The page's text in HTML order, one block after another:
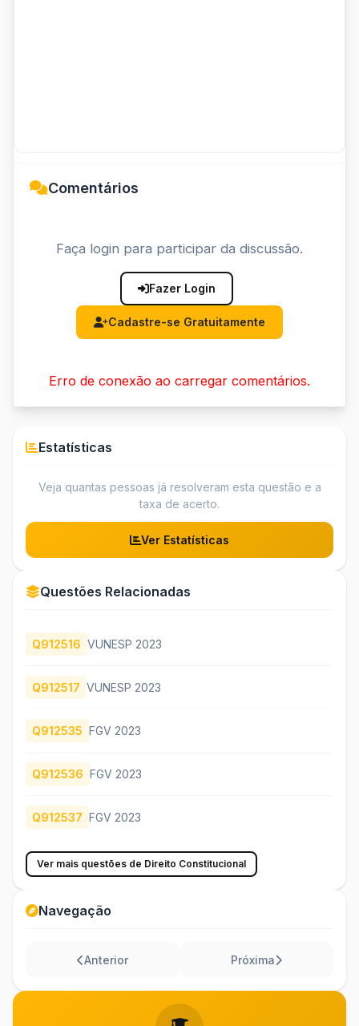
Comentários
Faça login para participar da discussão.
Fazer Login
Cadastre-se Gratuitamente
Erro de conexão ao carregar comentários.
Estatísticas
Veja quantas pessoas já resolveram esta questão e a
taxa de acerto.
Ver Estatísticas
Questões Relacionadas
Q912516 VUNESP 2023
Q912517 VUNESP 2023
Q912535 FGV 2023
Q912536 FGV 2023
Q912537 FGV 2023
Ver mais questões de Direito Constitucional
Navegação
Anterior Próxima